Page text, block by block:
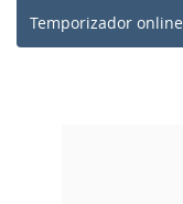
Temporizador online